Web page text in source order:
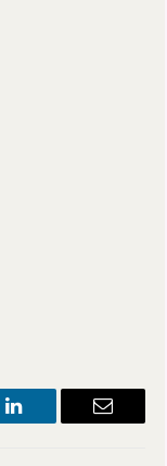
LinkedIn Email